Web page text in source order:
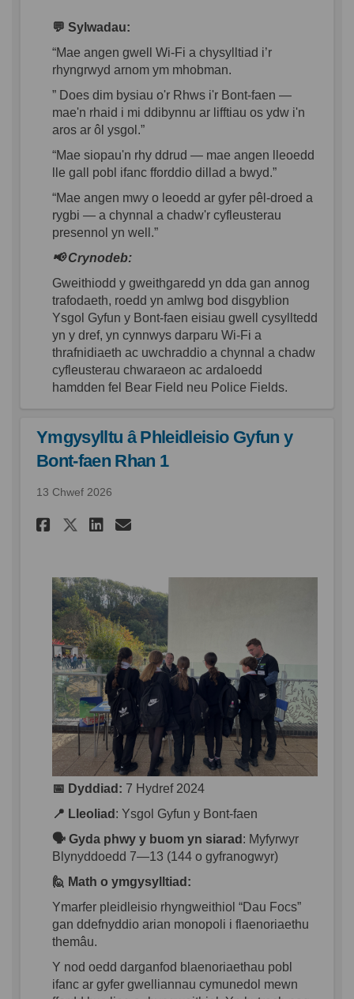
💬 Sylwadau:
“Mae angen gwell Wi-Fi a chysylltiad i’r
rhyngrwyd arnom ym mhobman.
” Does dim bysiau o'r Rhws i'r Bont-faen —
mae'n rhaid i mi ddibynnu ar lifftiau os ydw i'n
aros ar ôl ysgol .”
“Mae siopau'n rhy ddrud — mae angen
lleoedd
lle gall pobl ifanc fforddio dillad a bwyd.”
“Mae angen mwy o leoedd ar gyfer pêl-droed a
rygbi — a chynnal a chadw'r cyfleusterau
presennol yn well.”
📢Crynodeb:
Gweithiodd y gweithgaredd yn dda gan annog
trafodaeth, roedd yn amlwg bod disgyblion
Ysgol Gyfun y Bont-faen eisiau gwell
cysylltedd
yn y dref, yn cynnwys darparu Wi-Fi a
thrafnidiaeth ac uwchraddio a chynnal a chadw
cyfleusterau chwaraeon ac ardaloedd
hamdden fel Bear Field neu Police Fields.
Ymgysylltu â Phleidleisio Gyfun y
Bont-faen Rhan 1
13 Chwef 2026
Rhannu Ymgysylltu â
Rhannu Ymgysylltu â
Rhannu Ymgysylltu â
E-bost Ymgysylltu â
📅 Dyddiad : 7 Hydref 2024
📍 Lleoliad : Ysgol Gyfun y Bont-faen
🗣️ Gyda phwy y buom yn siarad : Myfyrwyr
Blynyddoedd 7—13 (144 o gyfranogwyr)
🙋 Math o ymgysylltiad :
Ymarfer pleidleisio rhyngweithiol “Dau Focs”
gan ddefnyddio arian monopoli i flaenoriaethu
themâu.
Y nod oedd darganfod blaenoriaethau pobl
ifanc ar gyfer gwelliannau cymunedol mewn